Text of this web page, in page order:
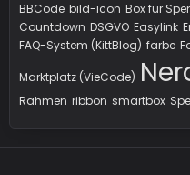
BBCode bild-icon Box für
Countdown DSGVO Easylink
FAQ-System (KittBlog) farbe
Marktplatz (VieCode)
Rahmen ribbon smartbox